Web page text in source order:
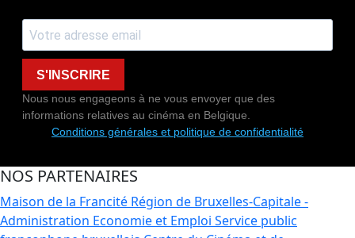
S'INSCRIRE
Nous nous engageons à ne vous envoyer que des
informations relatives au cinéma en Belgique.
Conditions générales et politique de confidentialité
NOS PARTENAIRES
Maison de la Francité Région de Bruxelles-Capitale -
Administration Economie et Emploi Service public